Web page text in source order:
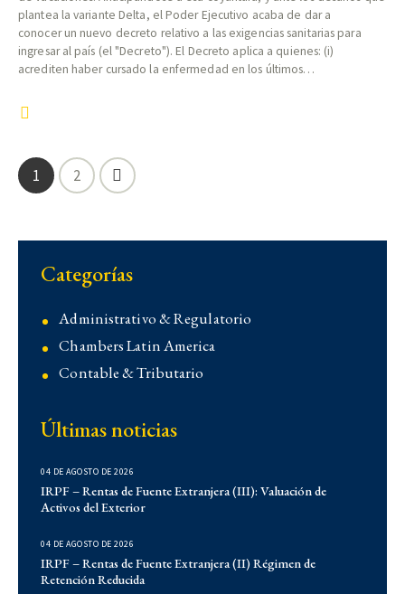
plantea la variante Delta, el Poder Ejecutivo acaba de dar a
conocer un nuevo decreto relativo a las exigencias sanitarias para
ingresar al país (el "Decreto"). El Decreto aplica a quienes: (i)
acrediten haber cursado la enfermedad en los últimos…
Navegación de entradas
Page
1 Page
2
Categorías
Administrativo & Regulatorio
Chambers Latin America
Contable & Tributario
Corporativo
Demo
Derecho Administrativo
Institucionales
Laboral
Últimas noticias
04 DE AGOSTO DE 2026
IRPF – Rentas de Fuente Extranjera (III): Valuación de
Activos del Exterior
04 DE AGOSTO DE 2026
IRPF – Rentas de Fuente Extranjera (II) Régimen de
Retención Reducida